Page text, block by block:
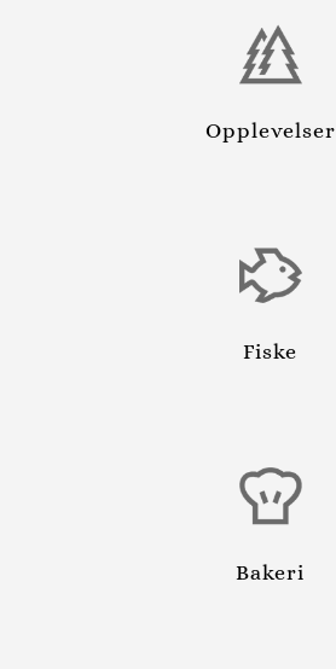
Opplevelser
Fiske
Bakeri